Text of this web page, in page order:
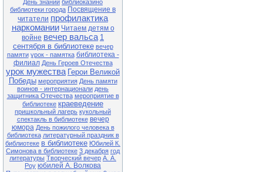
27.04 13-00 Ф№1
Квест-игра «В поисках заветного
клада» (в рамках клуба «Семь Я)
28.04 13-00 Ф№1
Экологический час «Чернобыль.
Год 1986» (35 лет со дня
катастрофы на Чернобыльской
АЭС)
28.04 11-00 ЦБ
Литературный час «Король смеха
Аркадий Аверченко» (140 лет со
дня рождения писателя)
29.04 13-00 Ф№1
Обзор книжной выставки «Они не
должны исчезнуть» (по Красной
книге Приморского края)
Внимание! В связи с продлением
ограничительных мер в
День знаний библиоказино
библиотеки города Посвящение в
читатели профилактика
наркомании Читаем детям о
войне вечер вальса 1
сентября в библиотеке вечер
памяти урок - памятка библиотека -
филиал День Героев Отечества
урок мужества Герои Великой
Победы мероприятия День памяти
воинов - интернационали день
защитника Отечества мероприятие в
библиотеке краеведение
пришкольный лагерь кукольный
спектакль в библиотеке вечер
юмора День пожилого человека в
библиотека литературный праздник в
библиотеке в библиотеке Юбилей К.
Симонова в библиотеке 3 декабря год
литературы Творческий вечер А. А.
Роу юбилей А. Волкова